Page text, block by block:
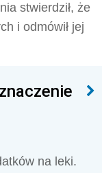
stwierdził, że
i odmówił jej
na leki.